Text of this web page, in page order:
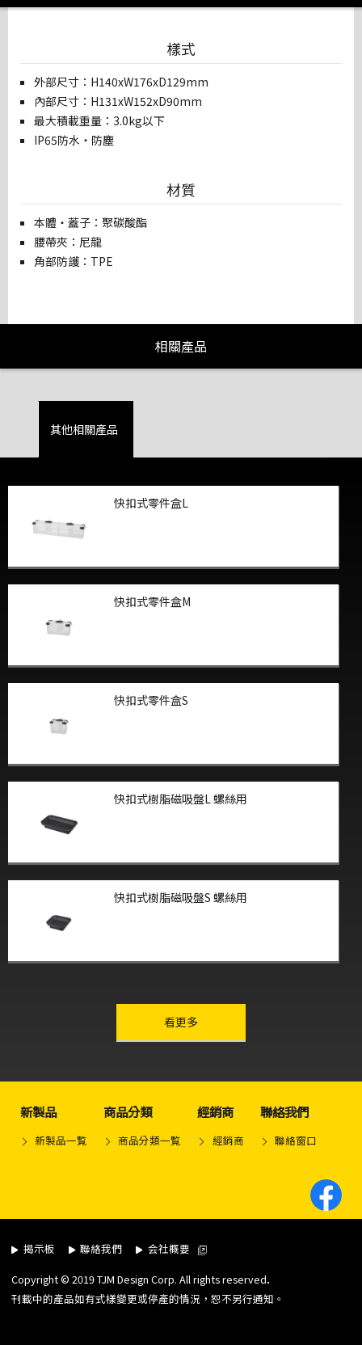
樣式
外部尺寸：H140xW176xD129mm
內部尺寸：H131xW152xD90mm
最大積載重量：3.0kg以下
IP65防水・防塵
材質
本體・蓋子：聚碳酸酯
腰帶夾：尼龍
角部防護：TPE
相關產品
其他相關產品
快扣式零件盒L
快扣式零件盒M
快扣式零件盒S
快扣式樹脂磁吸盤L 螺絲用
快扣式樹脂磁吸盤S 螺絲用
看更多other-series
新製品
新製品一覧
商品分類
商品分類一覧
經銷商
經銷商
聯絡我們
聯絡窗口
揭示板 聯絡我們
会社概要
Copyright © 2019 TJM Design Corp. All rights reserved.
刊載中的產品如有式樣變更或停產的情況，恕不另行通知。